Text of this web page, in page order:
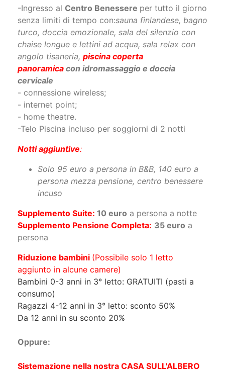
chaise longue e lettini ad acqua, sala relax con
angolo tisaneria,piscina coperta
panoramicacon idromassaggio e doccia
cervicale
- connessione wireless;
- internet point;
- home theatre.
-Telo Piscina incluso per soggiorni di 2 notti
Notti aggiuntive
Solo 95 euro a persona in B&B, 140 euro a
incuso
Supplemento Suite: 10 euro a persona a notte
Supplemento Pensione Completa: 35 euroa
persona
Riduzione bambini(Possibile solo 1 letto
aggiunto in alcune camere)
Bambini 0-3 anni in 3° letto: GRATUITI (pasti a
consumo)
Ragazzi 4-12 anni in 3° letto: sconto 50%
Da 12 anni in su sconto 20%
Oppure:
Suite appoggiata al tronco di un generoso
un rifugio a 4 metri di altezza.